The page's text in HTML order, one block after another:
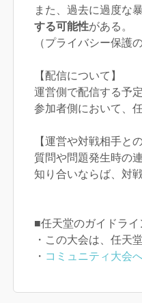
また、過去に過度な
する可能性がある。
（プライバシー保護
【配信について】
運営側で配信する予定
参加者側において、
【運営や対戦相手と
質問や問題発生時の
知り合いならば、対
■任天堂のガイドライ
・この大会は、任天
・ コミュニティ大会